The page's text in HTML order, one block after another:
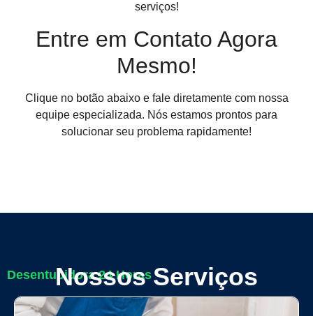
serviços!
Entre em Contato Agora
Mesmo!
Clique no botão abaixo e fale diretamente com nossa
equipe especializada. Nós estamos prontos para
solucionar seu problema rapidamente!
Desentupidora 24 Horas
Nossos Serviços